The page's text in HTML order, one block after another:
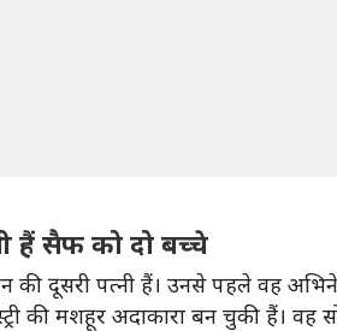
हैं सैफ को दो बच्चे
दूसरी पत्नी हैं। उनसे पहले वह
की मशहूर अदाकारा बन चुकी हैं। वह